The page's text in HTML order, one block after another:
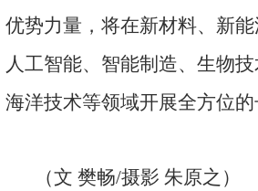
优势力量，将在新材料、新能
人工智能、智能制造、生物技
海洋技术等领域开展全方位的
（文 樊畅/摄影 朱原之）